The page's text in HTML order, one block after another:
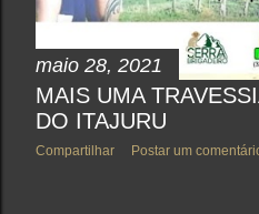
maio 28, 2021
MAIS UMA
DO ITAJURU
Compartilhar Postar um